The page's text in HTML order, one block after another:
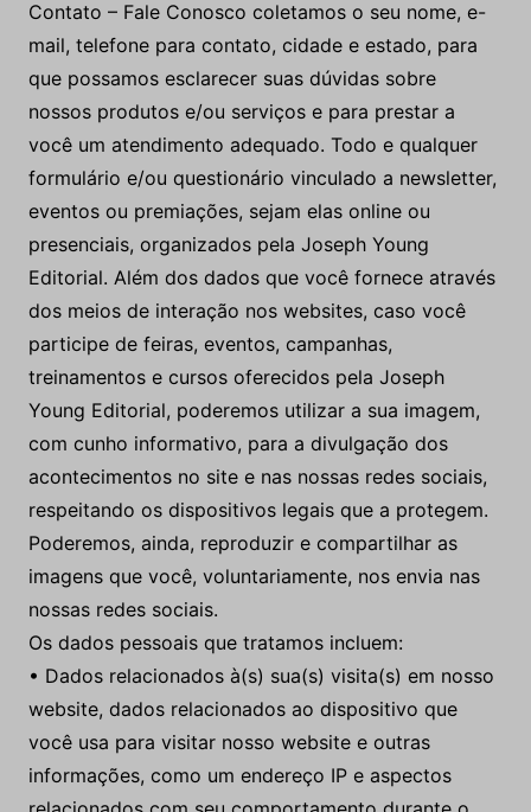
Contato – Fale Conosco coletamos o seu nome, e-
mail, telefone para contato, cidade e estado, para
que possamos esclarecer suas dúvidas sobre
nossos produtos e/ou serviços e para prestar a
você um atendimento adequado. Todo e qualquer
formulário e/ou questionário vinculado a newsletter,
eventos ou premiações, sejam elas online ou
presenciais, organizados pela Joseph Young
Editorial. Além dos dados que você fornece através
dos meios de interação nos websites, caso você
participe de feiras, eventos, campanhas,
treinamentos e cursos oferecidos pela Joseph
Young Editorial, poderemos utilizar a sua imagem,
com cunho informativo, para a divulgação dos
acontecimentos no site e nas nossas redes sociais,
respeitando os dispositivos legais que a protegem.
Poderemos, ainda, reproduzir e compartilhar as
imagens que você, voluntariamente, nos envia nas
nossas redes sociais.
Os dados pessoais que tratamos incluem:
• Dados relacionados à(s) sua(s) visita(s) em nosso
website, dados relacionados ao dispositivo que
você usa para visitar nosso website e outras
informações, como um endereço IP e aspectos